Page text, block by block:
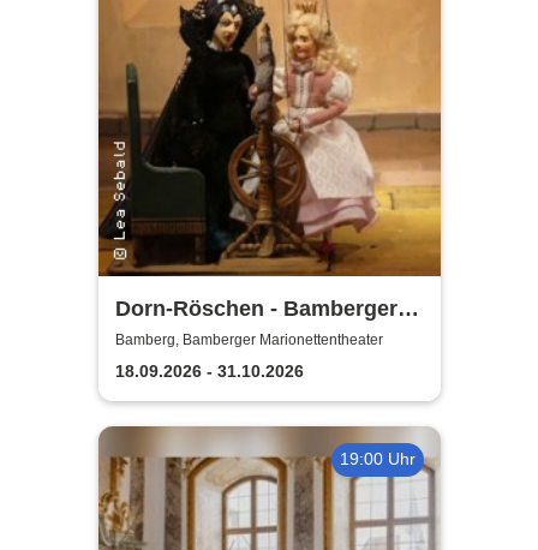
Dorn-Röschen - Bamberger
Marionettentheater
Bamberg, Bamberger Marionettentheater
18.09.2026 - 31.10.2026
19:00 Uhr